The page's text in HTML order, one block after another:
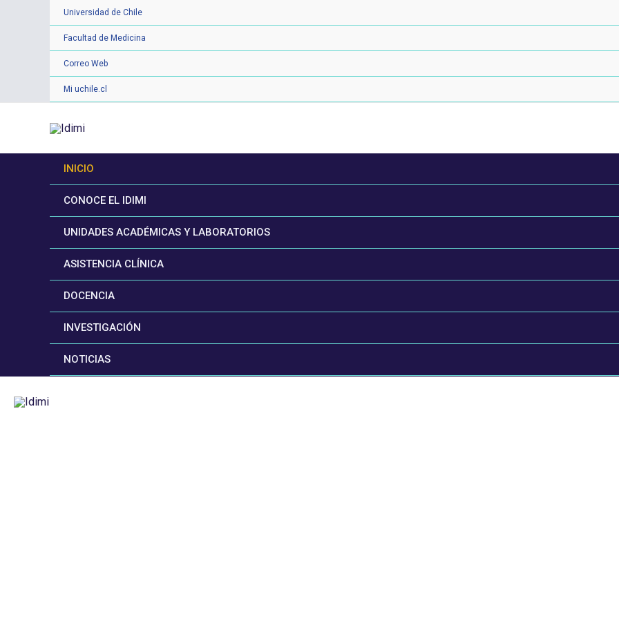
Universidad de Chile
Facultad de Medicina
Correo Web
Mi uchile.cl
INICIO
CONOCE EL IDIMI
UNIDADES ACADÉMICAS Y LABORATORIOS
ASISTENCIA CLÍNICA
DOCENCIA
INVESTIGACIÓN
NOTICIAS